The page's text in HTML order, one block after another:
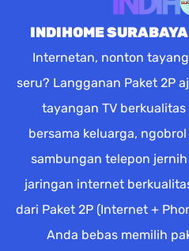
INDIHOME
Internetan, nonton
seru? Langganan Paket 2P
tayangan TV
bersama keluarga,
sambungan telepon
jaringan internet
dari Paket 2P (Internet +
Anda bebas memilih